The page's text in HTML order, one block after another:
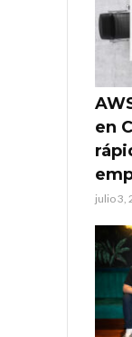
en
julio 3,